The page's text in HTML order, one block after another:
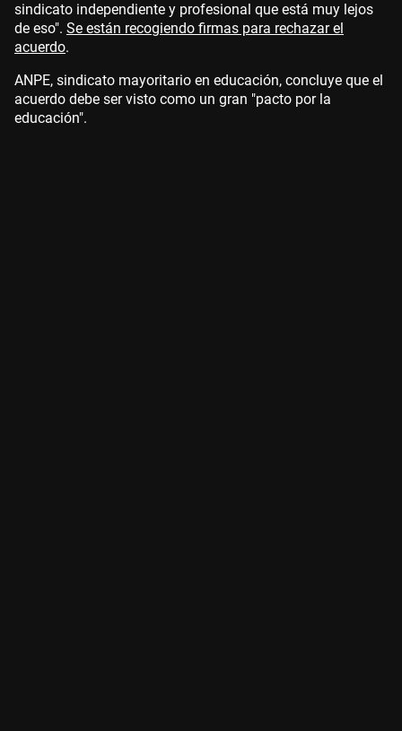
sindicato independiente y profesional que está muy lejos
de eso". Se están recogiendo firmas para rechazar el
acuerdo.
ANPE, sindicato mayoritario en educación, concluye que el
acuerdo debe ser visto como un gran "pacto por la
educación".